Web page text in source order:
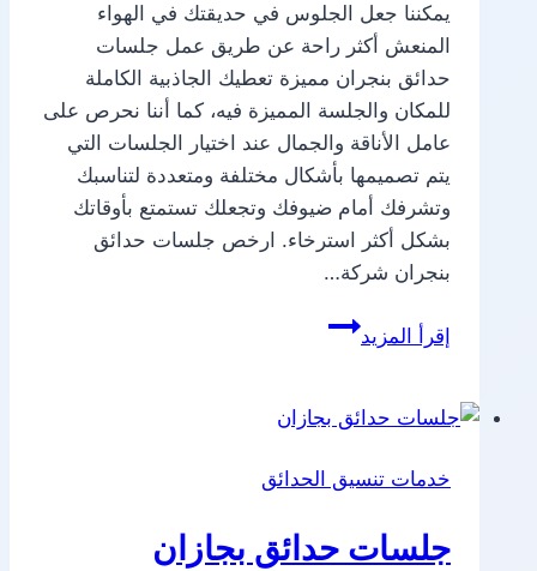
يمكننا جعل الجلوس في حديقتك في الهواء
المنعش أكثر راحة عن طريق عمل جلسات
حدائق بنجران مميزة تعطيك الجاذبية الكاملة
للمكان والجلسة المميزة فيه، كما أننا نحرص على
عامل الأناقة والجمال عند اختيار الجلسات التي
يتم تصميمها بأشكال مختلفة ومتعددة لتناسبك
وتشرفك أمام ضيوفك وتجعلك تستمتع بأوقاتك
بشكل أكثر استرخاء. ارخص جلسات حدائق
بنجران شركة…
إقرأ المزيدجلسات
خدمات تنسيق الحدائق
جلسات حدائق بجازان